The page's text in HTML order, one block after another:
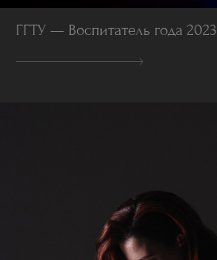
ГГТУ — Воспитатель года 2023